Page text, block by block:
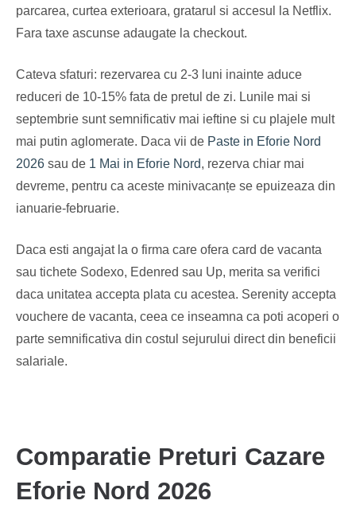
parcarea, curtea exterioara, gratarul si accesul la Netflix.
Fara taxe ascunse adaugate la checkout.
Cateva sfaturi: rezervarea cu 2-3 luni inainte aduce
reduceri de 10-15% fata de pretul de zi. Lunile mai si
septembrie sunt semnificativ mai ieftine si cu plajele mult
mai putin aglomerate. Daca vii de Paste in Eforie Nord
2026 sau de 1 Mai in Eforie Nord, rezerva chiar mai
devreme, pentru ca aceste minivacanțe se epuizeaza din
ianuarie-februarie.
Daca esti angajat la o firma care ofera card de vacanta
sau tichete Sodexo, Edenred sau Up, merita sa verifici
daca unitatea accepta plata cu acestea. Serenity accepta
vouchere de vacanta, ceea ce inseamna ca poti acoperi o
parte semnificativa din costul sejurului direct din beneficii
salariale.
Comparatie Preturi Cazare
Eforie Nord 2026